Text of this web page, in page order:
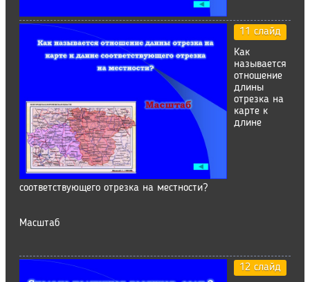
11 слайд
Как
называется
отношение
длины
отрезка на
карте к
длине
соответствующего отрезка на местности?
Масштаб
12 слайд